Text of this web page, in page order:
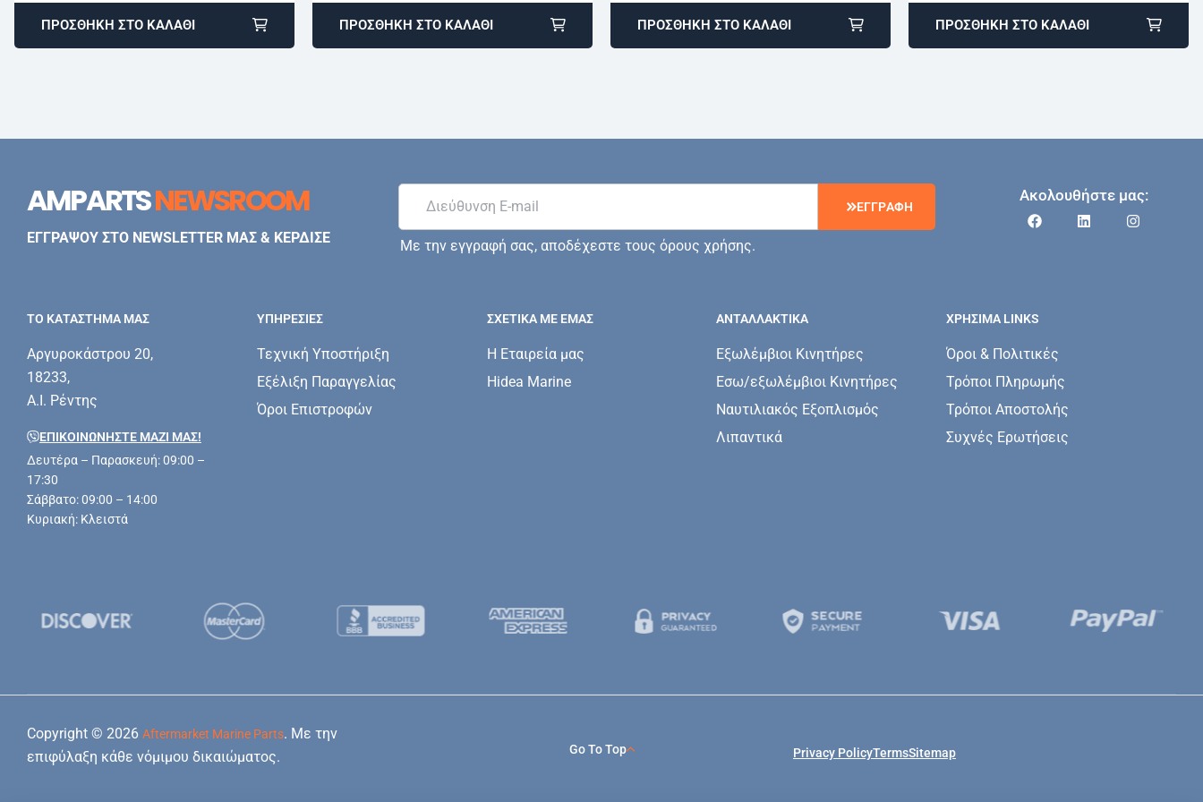
ΠΡΟΣΘΉΚΗ ΣΤΟ ΚΑΛΆΘΙ ΠΡΟΣΘΉΚΗ ΣΤΟ ΚΑΛΆΘΙ ΠΡΟΣΘΉΚΗ ΣΤΟ ΚΑΛΆΘΙ ΠΡΟΣΘΉΚΗ ΣΤΟ ΚΑΛΆΘΙ
AMPARTSNEWSROOM
ΕΓΓΡΑΨΟΥ ΣΤΟ NEWSLETTER ΜΑΣ & ΚΕΡΔΙΣΕ
ΕΓΓΡΑΦΗ
Με την εγγραφή σας, αποδέχεστε τους όρους χρήσης.
Ακολουθήστε μας:
ΤΟ ΚΑΤΑΣΤΗΜΑ ΜΑΣ
Αργυροκάστρου 20,
18233,
Α.Ι. Ρέντης
ΕΠΙΚΟΙΝΩΝΗΣΤΕ ΜΑΖΊ ΜΑΣ!
Δευτέρα – Παρασκευή: 09:00 –
17:30
Σάββατο: 09:00 – 14:00
Κυριακή: Κλειστά
ΥΠΗΡΕΣΊΕΣ
Τεχνική Υποστήριξη
Εξέλιξη Παραγγελίας
Όροι Επιστροφών
ΣΧΕΤΙΚΆ ΜΕ ΕΜΆΣ
Η Εταιρεία μας
Hidea Marine
ΑΝΤΑΛΛΑΚΤΙΚΑ
Εξωλέμβιοι Κινητήρες
Εσω/εξωλέμβιοι Κινητήρες
Ναυτιλιακός Εξοπλισμός
Λιπαντικά
ΧΡΗΣΙΜΑ LINKS
Όροι & Πολιτικές
Τρόποι Πληρωμής
Τρόποι Αποστολής
Συχνές Ερωτήσεις
Copyright © 2026 Aftermarket Marine Parts. Με την
επιφύλαξη κάθε νόμιμου δικαιώματος.
Go To Top Privacy PolicyTermsSitemap